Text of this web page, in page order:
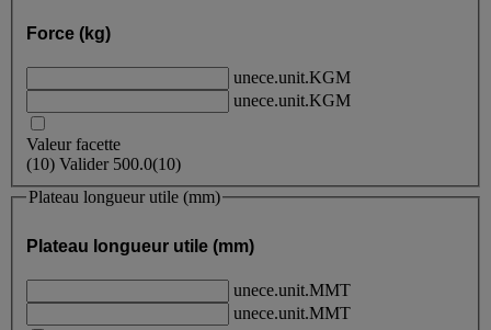
Force (kg)
unece.unit.KGM
unece.unit.KGM
Valeur facette
(10) Valider 500.0(10)
Plateau longueur utile (mm)
Plateau longueur utile (mm)
unece.unit.MMT
unece.unit.MMT